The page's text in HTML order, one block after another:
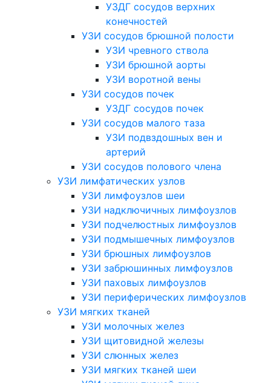
УЗДГ сосудов верхних
конечностей
УЗИ сосудов брюшной полости
УЗИ чревного ствола
УЗИ брюшной аорты
УЗИ воротной вены
УЗИ сосудов почек
УЗДГ сосудов почек
УЗИ сосудов малого таза
УЗИ подвздошных вен и
артерий
УЗИ сосудов полового члена
УЗИ лимфатических узлов
УЗИ лимфоузлов шеи
УЗИ надключичных лимфоузлов
УЗИ подчелюстных лимфоузлов
УЗИ подмышечных лимфоузлов
УЗИ брюшных лимфоузлов
УЗИ забрюшинных лимфоузлов
УЗИ паховых лимфоузлов
УЗИ периферических лимфоузлов
УЗИ мягких тканей
УЗИ молочных желез
УЗИ щитовидной железы
УЗИ слюнных желез
УЗИ мягких тканей шеи